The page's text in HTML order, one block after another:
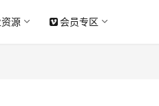
源 会员专区